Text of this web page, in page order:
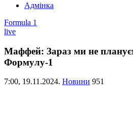
Адмінка
Formula 1
live
Маффей: Зараз ми не
Формулу-1
7:00, 19.11.2024. Новини 951